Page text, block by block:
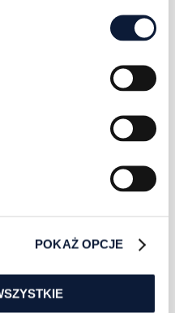
POKAŻ OPCJE